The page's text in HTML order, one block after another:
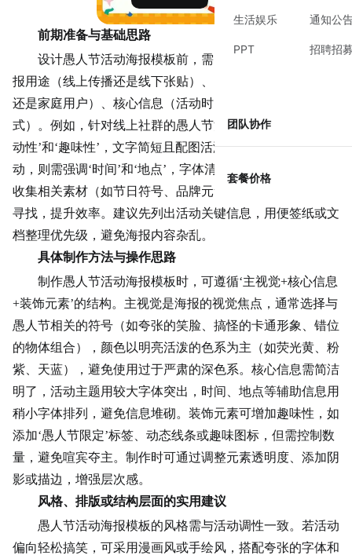
生活娱乐
PPT
通知公
招聘招
团队协作
套餐价格
前期准备与基础思路
设计愚人节活动海报模板前，需明确三个核心问题：海
报用途（线上传播还是线下张贴）、目标受众（
还是家庭用户）、核心信息（活动时间、地点、参与方
式）。例如，针对线上社群的愚人节活动，海报需突出‘互
动性’和‘趣味性’，文字简短且配图活泼；若为线下商场活
动，则需强调‘时间’和‘地点’，字体清晰易读。此外，提前
收集相关素材（如节日符号、品牌元素）能避免制作时临时
寻找，提升效率。建议先列出活动关键信息，用便签纸或文
档整理优先级，避免海报内容杂乱。
具体制作方法与操作思路
制作愚人节活动海报模板时，可遵循‘主视觉+核心信息
+装饰元素’的结构。主视觉是海报的视觉焦点，通常选择与
愚人节相关的符号（如夸张的笑脸、搞怪的卡通形象、错位
的物体组合），颜色以明亮活泼的色系为主（如荧光黄、粉
紫、天蓝），避免使用过于严肃的深色系。核心信息需简洁
明了，活动主题用较大字体突出，时间、地点等辅助信息用
稍小字体排列，避免信息堆砌。装饰元素可增加趣味性，如
添加‘愚人节限定’标签、动态线条或趣味图标，但需控制数
量，避免喧宾夺主。制作时可通过调整元素透明度、添加阴
影或描边，增强层次感。
风格、排版或结构层面的实用建议
愚人节活动海报模板的风格需与活动调性一致。若活动
偏向轻松搞笑，可采用漫画风或手绘风，搭配夸张的字体和